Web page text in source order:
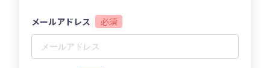
メールアドレス 必須